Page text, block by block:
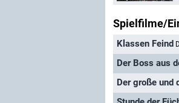
Spielfilme/
Klassen Feind
Der Boss aus
Der große und